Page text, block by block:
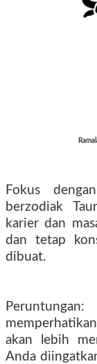
Fokus
berzodiak
karier dan
dan tetap
dibuat.
akan lebih
Anda